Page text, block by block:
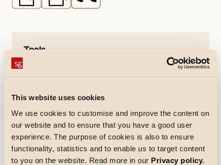
This website uses cookies
We use cookies to customise and improve the content on
our website and to ensure that you have a good user
experience. The purpose of cookies is also to ensure
functionality, statistics and to enable us to target content
to you on the website. Read more in our Privacy policy.
Tools
Downloads
Specificatieblad
pdf
(Opent in nieuw tabblad)Montage-instructie
pdf
(Opent in nieuw tabblad)
pdf
(Opent in nieuw tabblad)
Revit file - Generic
rfa
Revit file - Ceiling Based